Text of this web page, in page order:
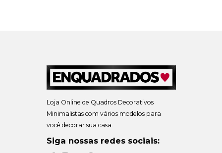
Loja Online de Quadros Decorativos
Minimalistas com vários modelos para
você decorar sua casa.
Siga nossas redes sociais: